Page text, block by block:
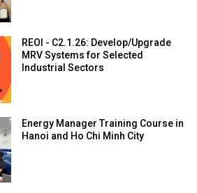
REOI - C2.1.26: Develop/Upgrade
MRV Systems for Selected
Industrial Sectors
Energy Manager Training Course in
Hanoi and Ho Chi Minh City